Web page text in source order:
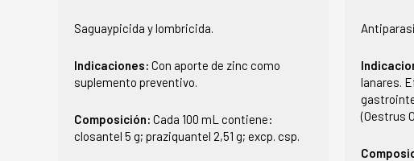
Saguaypicida y lombricida.
Indicaciones: Con aporte de zinc como
suplemento preventivo.
Composición: Cada 100 mL contiene:
closantel 5 g; praziquantel 2,51 g; excp. csp.
lanares.
(Oestrus